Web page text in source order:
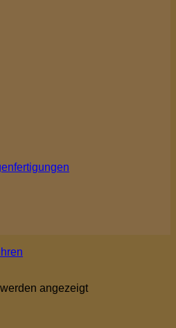
angezeigt